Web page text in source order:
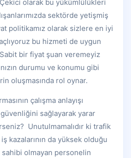
olarak bu yükümlülükleri
sektörde yetişmiş
politikamız olarak sizlere en iyi
bu hizmeti de uygun
bir fiyat şuan veremeyiz
durumu ve konumu gibi
oluşmasında rol oynar.
çalışma anlayışı
sağlayarak yarar
Unutulmamalıdır ki trafik
iş kazalarının da yüksek olduğu
olmayan personelin